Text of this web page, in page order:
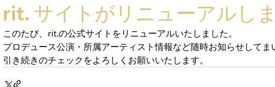
rit. サイトがリニューアルし
このたび、rit.の公式サイトをリニューアルいたしました。
プロデュース公演・所属アーティスト情報など随時お知らせしてま
引き続きのチェックをよろしくお願いいたします。